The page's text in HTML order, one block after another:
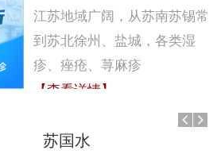
江苏地域广阔，从苏南苏锡常
到苏北徐州、盐城，各类湿
疹、痤疮、荨麻疹
【查看详情】
苏国水